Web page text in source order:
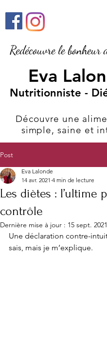
Redécouvre le bonheur
Eva
Nutritionniste -
Découvre une
simple, saine et
Post
Les diètes : l’ultime
contrôle
Eva Lalonde
14 avr. 2021 4 min de lecture
Dernière mise à jour : 15 sept. 2021
Une déclaration contre-
sais, mais je m’explique.